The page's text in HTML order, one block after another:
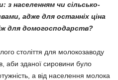
з населенням чи сіль­сь­­ко­
адже для остан­ніх ці­на
для домогоспо­дарств?
століття для молоко­заводу
аби зданої сировини було
а від населення мо­лока